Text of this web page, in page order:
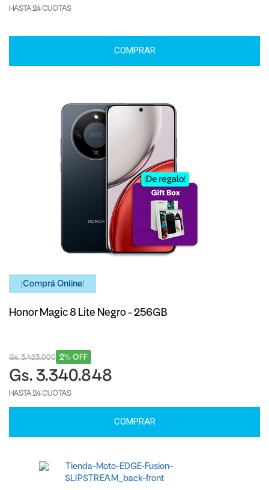
HASTA 24 CUOTAS
COMPRAR
¡Comprá Online!
Honor Magic 8 Lite Negro - 256GB
2% OFF
Gs. 3.423.000
Gs. 3.340.848
HASTA 24 CUOTAS
COMPRAR